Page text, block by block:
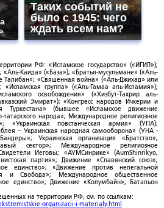
Таких событий не
было с 1945: чего
ждать всем нам?
РФ: «Исламское государство» («ИГИЛ»);
Каида» («База»); «Братья-мусульмане» («Аль-
Талибан»; «Священная война» («Аль-Джихад» или
«Исламская группа» («Аль-Гамаа аль-Исламия»);
освобождения» («Хизбут-Тахрир аль-
Эмират»); «Конгресс народов Ичкерии и
Туркестана» (бывшее «Исламское движение
народа»; Международное религиозное
«Украинская повстанческая армия» (УПА);
– Украинская народная самооборона» (УНА -
Украинская организация «Братство»;
сектор»; Международное религиозное
Иеговы; «АУМСинрике» (AumShinrikyo,
партия»; Движение «Славянский союз»;
единство»; «Движение против нелегальной
и Свобода»; Международное общественное
единство»; Движение «Колумбайн»; Батальон
на территории РФ, см. по ссылкам:
organizacii-i-materialy.html